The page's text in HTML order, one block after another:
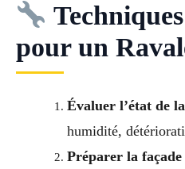
pour un
Évaluer l’état de
humidité,
Préparer la façade